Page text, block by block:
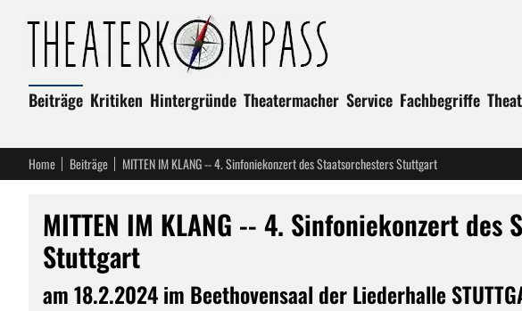
Beiträge Kritiken Hintergründe Theatermacher Service Fachbegriffe
Home Beiträge MITTEN IM KLANG -- 4. Sinfoniekonzert des Staatsorchesters Stuttgart
MITTEN IM KLANG -- 4. Sinfoniekonzert des
Stuttgart
am 18.2.2024 im Beethovensaal der Liederhalle